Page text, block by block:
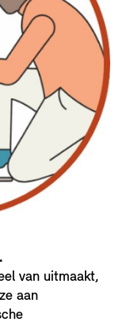
van uitmaakt,
aan